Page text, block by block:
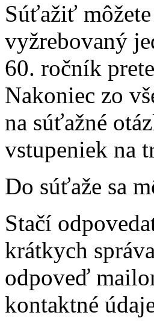
Súťažiť
vyžrebovaný
60. ročník
Nakoniec zo
na súťažné
vstupeniek na
Do súťaže sa
Stačí
krátkych
odpoveď
kontaktné